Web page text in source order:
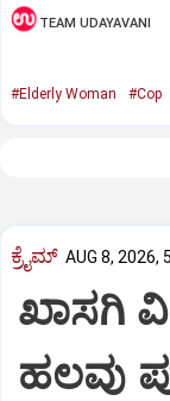
TEAM UDAYAVANI
#Elderly Woman #Cop
ಕ್ರೈಮ್ AUG 8, 2026,
ಖಾಸಗಿ
ಹಲವು